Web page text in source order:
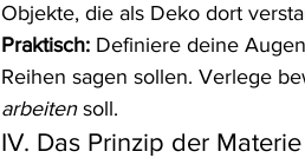
Objekte, die als Deko dort
Praktisch: Definiere deine
Reihen sagen sollen. Verlege
arbeiten soll.
IV. Das Prinzip der Materie